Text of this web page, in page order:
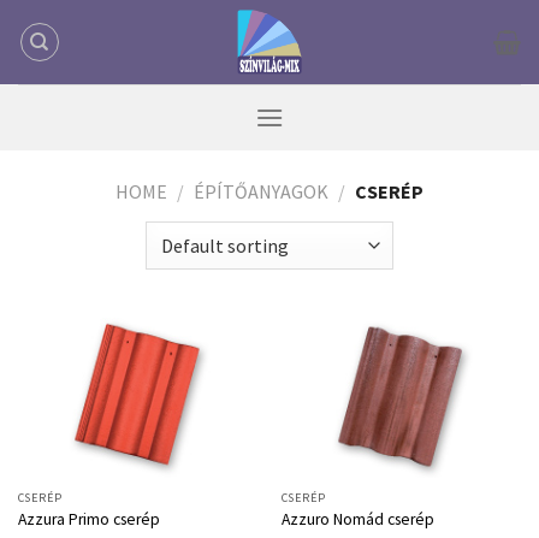
HOME / ÉPÍTŐANYAGOK / CSERÉP
CSERÉP
Azzura Primo cserép
CSERÉP
Azzuro Nomád cserép